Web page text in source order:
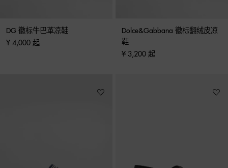
DG 徽标牛巴革凉鞋
¥ 4,000 起
Dolce&Gabbana 徽标翻绒皮凉
鞋
¥ 3,200 起